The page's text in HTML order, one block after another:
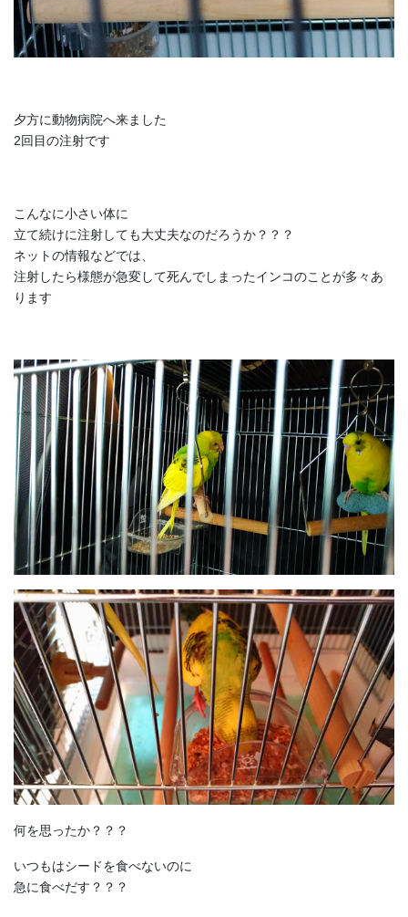
夕方に動物病院へ来ました
2回目の注射です
こんなに小さい体に
立て続けに注射しても大丈夫なのだろうか？？？
ネットの情報などでは、
注射したら様態が急変して死んでしまったインコのことが多々あ
ります
何を思ったか？？？
いつもはシードを食べないのに
急に食べだす？？？